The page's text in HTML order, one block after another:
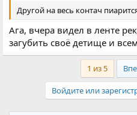
Другой на весь контач
Ага, вчера видел в ленте
загубить своё детище и
1 из 5
Войдите или